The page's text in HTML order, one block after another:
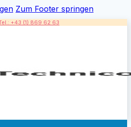
Zum Footer springen
+43 (1) 869 62 63